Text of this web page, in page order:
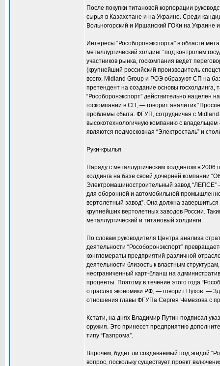
После покупки титановой корпорации
сырья в Казахстане и на Украине. Среди
Вольногорский и Иршанский ГОКи на Украине
Интересы “Рособоронэкспорта” в области
металлургический холдинг “под контролем
участников рынка, госкомпания ведет
(крупнейший российский производитель
всего, Midland Group и РОЭ образуют СП на
претендент на создание основы госхолдинга,
“Рособоронэкспорт” действительно нацелен
госкомпании в СП, — говорит аналитик
проблемы сбыта. ФГУП, сотрудничая с Мidland
высокотехнологичную компанию с
являются подмосковная “Электросталь” и
Руки-крылья
Наряду с металлургическим холдингом в 2006
холдинга на базе своей дочерней компании
Электромашиностроительный завод “ЛЕПСЕ”
для оборонной и автомобильной
вертолетный завод”. Она должна завершиться
крупнейших вертолетных заводов России.
металлургический и титановый холдинги.
По словам руководителя Центра анализа
деятельности “Рособоронэкспорт”
конгломераты предприятий различной
деятельности близость к властным
неограниченный карт-бланш на
проценты. Поэтому в течение этого года
отраслях экономики РФ, — говорит Пухов. —
отношения главы ФГУПа Сергея Чемезова с
Кстати, на днях Владимир Путин подписал
оружия. Это принесет предприятию
типу “Газпрома”.
Впрочем, будет ли создаваемый под эгидой
вопрос, поскольку существует проект